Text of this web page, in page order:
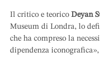
Il critico e teorico Deyan
Museum di Londra, lo
che ha compreso la
dipendenza